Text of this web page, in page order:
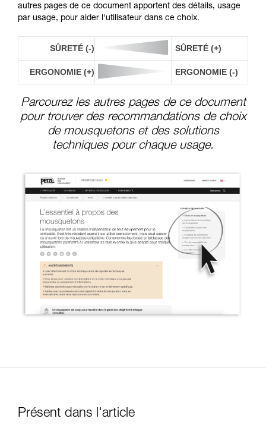
autres pages de ce document apportent des détails, usage
par usage, pour aider l'utilisateur dans ce choix.
SÛRETÉ (-) SÛRETÉ (+)
ERGONOMIE (+) ERGONOMIE (-)
Parcourez les autres pages de ce document
pour trouver des recommandations de choix
de mousquetons et des solutions
techniques pour chaque usage.
Présent dans l'article